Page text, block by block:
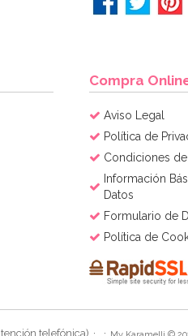
Compra
Aviso Legal
Política de
Condiciones
Información
Datos
Formulario de
Política de
telefónica)